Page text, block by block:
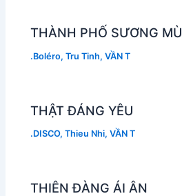
THÀNH PHỐ SƯƠNG MÙ
.Boléro,Tru Tinh,VẦN T
THẬT ĐÁNG YÊU
.DISCO,Thieu Nhi,VẦN T
THIÊN ĐÀNG ÁI ÂN